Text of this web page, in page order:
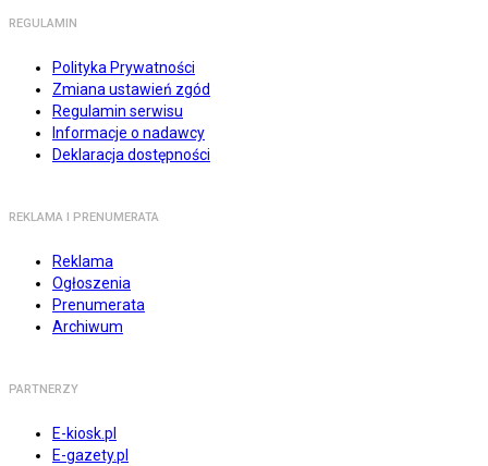
REGULAMIN
Polityka Prywatności
Zmiana ustawień zgód
Regulamin serwisu
Informacje o nadawcy
Deklaracja dostępności
REKLAMA I PRENUMERATA
Reklama
Ogłoszenia
Prenumerata
Archiwum
PARTNERZY
E-kiosk.pl
E-gazety.pl